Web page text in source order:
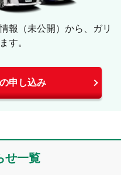
報（未公開）から、ガリ
す。
申し込み
せ一覧